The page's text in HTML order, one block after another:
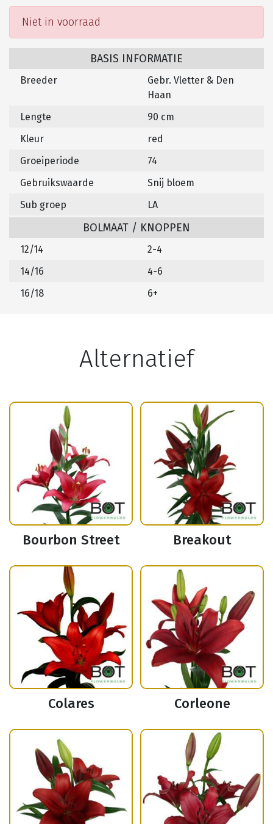
Niet in voorraad
BASIS INFORMATIE
Breeder
Gebr. Vletter & Den
Haan
Lengte
90 cm
Kleur
red
Groeiperiode
74
Gebruikswaarde
Snij bloem
Sub groep
LA
BOLMAAT / KNOPPEN
12/14
2-4
14/16
4-6
16/18
6+
Alternatief
Bourbon Street Breakout
Colares Corleone